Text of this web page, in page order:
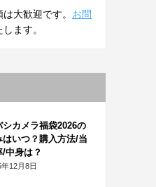
大歓迎です。 お問
ます。
シカメラ福袋2026の
はいつ？購入方法/当
中身は？
12月8日